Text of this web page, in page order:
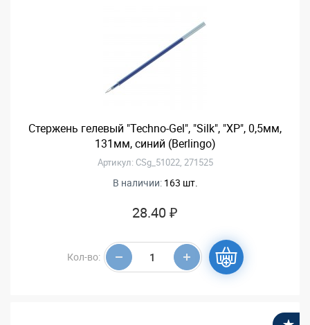
Стержень гелевый "Techno-Gel", "Silk", "XP", 0,5мм,
131мм, синий (Berlingo)
Артикул: CSg_51022, 271525
В наличии: 163 шт.
28.40 ₽
Кол-во: